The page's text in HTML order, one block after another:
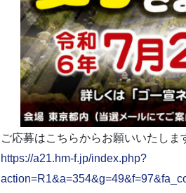
ご応募はこちらからお願いいたしま
https://a21.hm-f.jp/index.php?